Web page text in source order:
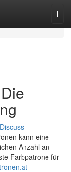
Discuss
kann eine
Anzahl an
Farbpatrone für